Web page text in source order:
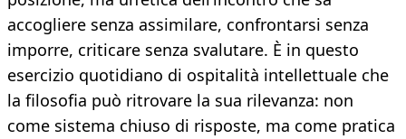
accogliere senza assimilare, confrontarsi senza
imporre, criticare senza svalutare. È in questo
esercizio quotidiano di ospitalità intellettuale che
la filosofia può ritrovare la sua rilevanza: non
come sistema chiuso di risposte, ma come pratica